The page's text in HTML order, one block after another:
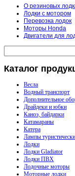
О резиновых
Лодки с мотором
Перевозка лодок
Моторы Honda
Двигатели для
Каталог
Весла
Водный транспорт
Дополнительное
Драйдеки и юбки
Каноэ, байдарки
Катамараны
Катера
Лампы
Лодки
Лодки Gladiator
Лодки ПВХ
Лодочные моторы
Моторные лодки